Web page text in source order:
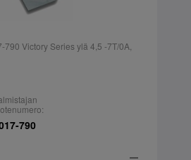
Victory Series ylä 4,5 -7T/0A,
790